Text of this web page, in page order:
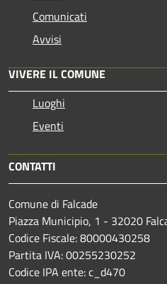
Comunicati
Avvisi
VIVERE IL COMUNE
Luoghi
Eventi
CONTATTI
Comune di Falcade
Piazza Municipio, 1 - 32020
Codice Fiscale: 80000430258
Partita IVA: 00255230252
Codice IPA ente: c_d470